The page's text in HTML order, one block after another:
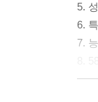
5.
6.
7.